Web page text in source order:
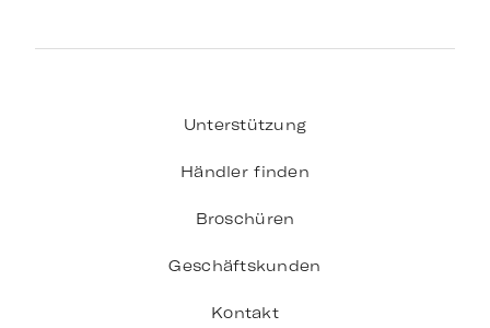
Unterstützung
Händler finden
Broschüren
Geschäftskunden
Kontakt